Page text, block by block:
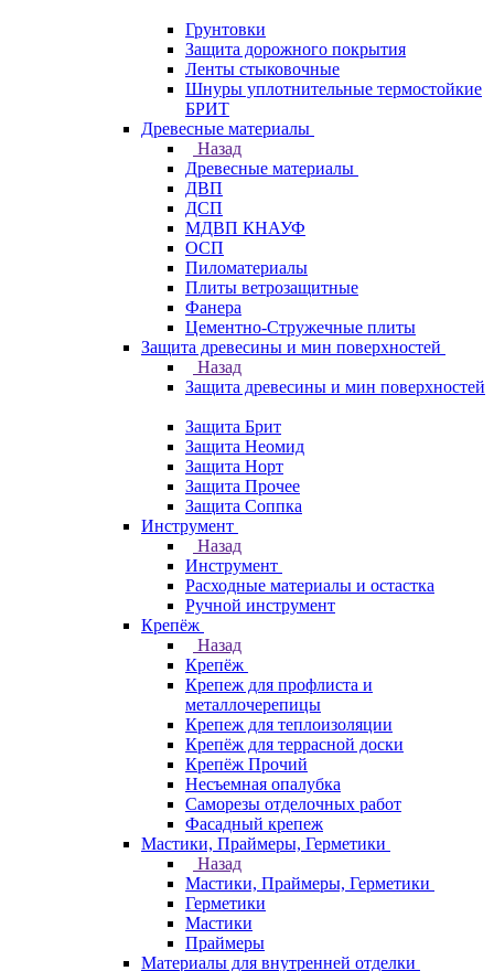
Грунтовки
Защита дорожного покрытия
Ленты стыковочные
Шнуры уплотнительные термостойкие
БРИТ
Древесные материалы
Назад
Древесные материалы
ДВП
ДСП
МДВП КНАУФ
ОСП
Пиломатериалы
Плиты ветрозащитные
Фанера
Цементно-Стружечные плиты
Защита древесины и мин поверхностей
Назад
Защита древесины и мин поверхностей
Защита Брит
Защита Неомид
Защита Норт
Защита Прочее
Защита Соппка
Инструмент
Назад
Инструмент
Расходные материалы и остастка
Ручной инструмент
Крепёж
Назад
Крепёж
Крепеж для профлиста и
металлочерепицы
Крепеж для теплоизоляции
Крепёж для террасной доски
Крепёж Прочий
Несъемная опалубка
Саморезы отделочных работ
Фасадный крепеж
Мастики, Праймеры, Герметики
Назад
Мастики, Праймеры, Герметики
Герметики
Мастики
Праймеры
Материалы для внутренней отделки